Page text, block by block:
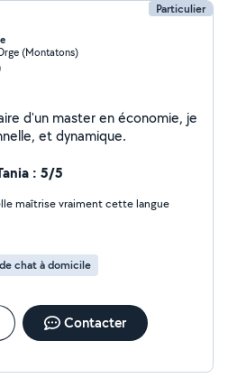
Particulier
(Montatons)
économie, je
et dynamique.
: 5/5
maîtrise vraiment cette langue
chat à domicile
Contacter